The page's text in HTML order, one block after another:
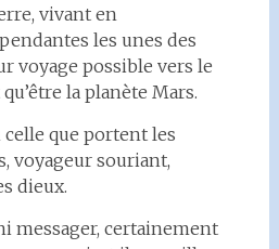
vivant en
les unes des
voyage possible vers le
la planète Mars.
celle que portent les
voyageur souriant,
dieux.
messager, certainement